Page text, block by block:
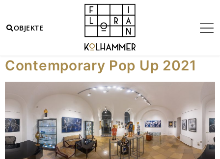
OBJEKTE
2021
Contemporary Pop Up 2021